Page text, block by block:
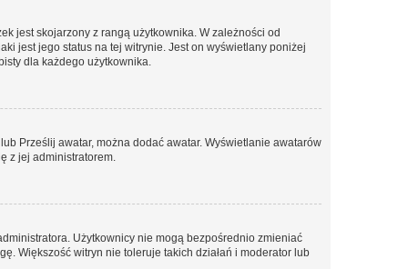
jest skojarzony z rangą użytkownika. W zależności od
jest jego status na tej witrynie. Jest on wyświetlany poniżej
dla każdego użytkownika.
Prześlij awatar, można dodać awatar. Wyświetlanie awatarów
z jej administratorem.
Użytkownicy nie mogą bezpośrednio zmieniać
Większość witryn nie toleruje takich działań i moderator lub